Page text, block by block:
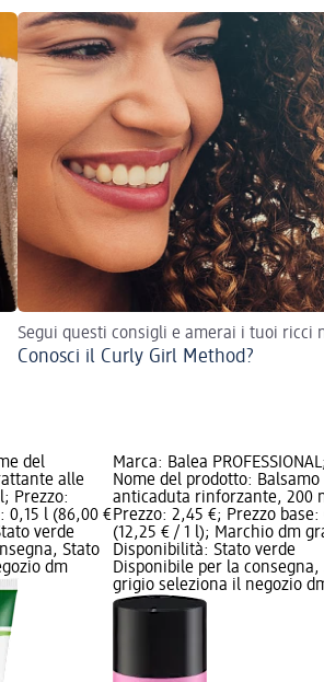
Segui questi consigli e amerai i tuoi ricci
Conosci il Curly Girl Method?
del
alle
Prezzo:
0,15 l (86,00 €
verde
Stato
dm
Marca: Balea PROFESSIONAL;
Nome del prodotto: Balsamo
anticaduta rinforzante, 200
Prezzo: 2,45 €; Prezzo
(12,25 € / 1 l); Marchio dm
Disponibilità: Stato verde
Disponibile per la consegna,
grigio seleziona il negozio